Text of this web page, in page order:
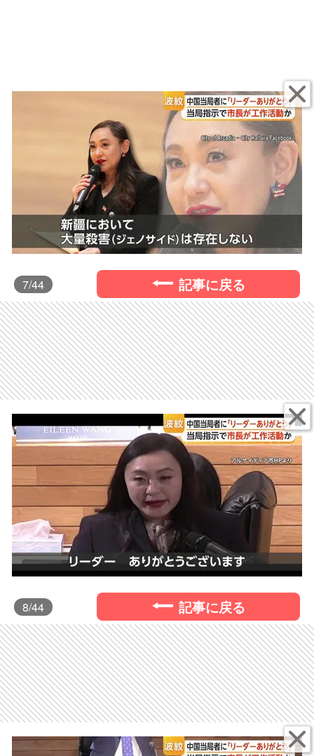
7/44 記事に戻る
8/44 記事に戻る